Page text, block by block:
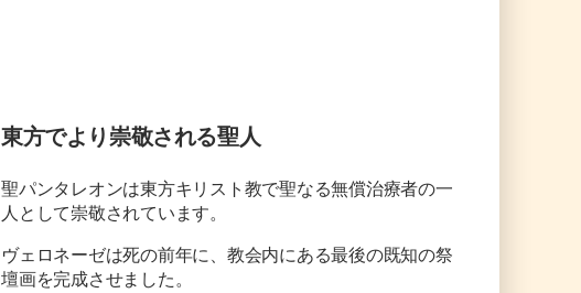
東方でより崇敬される聖人
聖パンタレオンは東方キリスト教で聖なる無償治療者の一
人として崇敬されています。
ヴェロネーゼは死の前年に、教会内にある最後の既知の祭
壇画を完成させました。